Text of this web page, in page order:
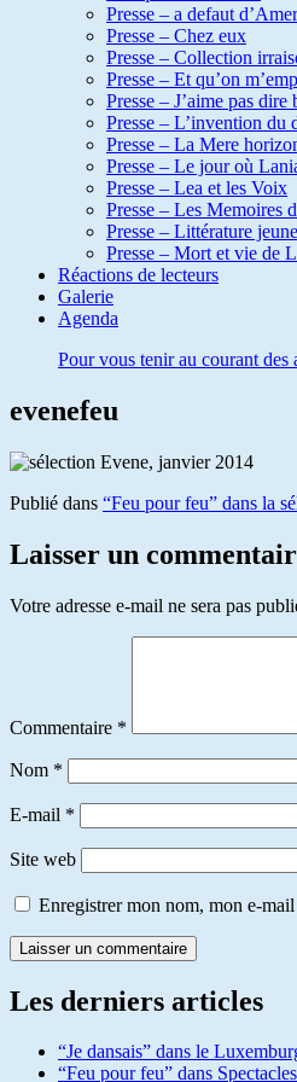
Presse – a defaut
Presse – Chez eux
Presse – Collection
Presse – Et qu’on
Presse – J’aime pas dire
Presse – L’invention du
Presse – La Mere
Presse – Le jour où
Presse – Lea et les Voix
Presse – Les Memoires
Presse – Littérature
Presse – Mort et vie de
Réactions de lecteurs
Galerie
Agenda
Pour vous tenir au courant des
evenefeu
Publié dans “Feu pour feu” dans la
Laisser un
Votre adresse e-mail ne sera pas
Commentaire *
Nom *
E-mail *
Site web
Enregistrer mon nom, mon e-
Les derniers articles
“Je dansais” dans le
“Feu pour feu” dans